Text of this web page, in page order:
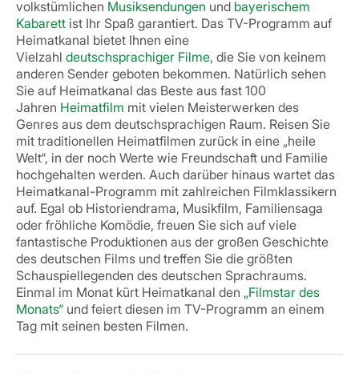
volkstümlichen Musiksendungen und bayerischem
Kabarett ist Ihr Spaß garantiert. Das TV-Programm auf
Heimatkanal bietet Ihnen eine
Vielzahl deutschsprachiger Filme, die Sie von keinem
anderen Sender geboten bekommen. Natürlich sehen
Sie auf Heimatkanal das Beste aus fast 100
Jahren Heimatfilm mit vielen Meisterwerken des
Genres aus dem deutschsprachigen Raum. Reisen Sie
mit traditionellen Heimatfilmen zurück in eine „heile
Welt“, in der noch Werte wie Freundschaft und Familie
hochgehalten werden. Auch darüber hinaus wartet das
Heimatkanal-Programm mit zahlreichen Filmklassikern
auf. Egal ob Historiendrama, Musikfilm, Familiensaga
oder fröhliche Komödie, freuen Sie sich auf viele
fantastische Produktionen aus der großen Geschichte
des deutschen Films und treffen Sie die größten
Schauspiellegenden des deutschen Sprachraums.
Einmal im Monat kürt Heimatkanal den „Filmstar des
Monats“ und feiert diesen im TV-Programm an einem
Tag mit seinen besten Filmen.